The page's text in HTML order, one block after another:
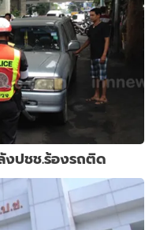
ปชช.ร้องรถติด